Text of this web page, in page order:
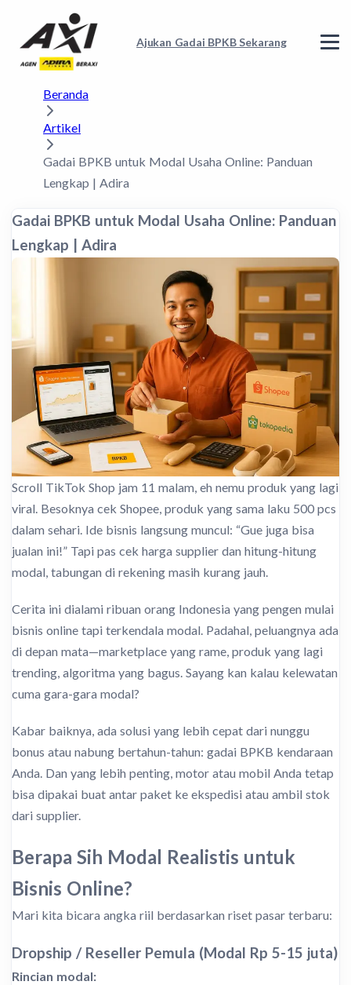
Ajukan Gadai BPKB Sekarang
Beranda
Artikel
Gadai BPKB untuk Modal Usaha Online: Panduan
Lengkap | Adira
Gadai BPKB untuk Modal Usaha Online: Panduan
Lengkap | Adira
Scroll TikTok Shop jam 11 malam, eh nemu produk yang lagi
viral. Besoknya cek Shopee, produk yang sama laku 500 pcs
dalam sehari. Ide bisnis langsung muncul: “Gue juga bisa
jualan ini!” Tapi pas cek harga supplier dan hitung-hitung
modal, tabungan di rekening masih kurang jauh.
Cerita ini dialami ribuan orang Indonesia yang pengen mulai
bisnis online tapi terkendala modal. Padahal, peluangnya ada
di depan mata—marketplace yang rame, produk yang lagi
trending, algoritma yang bagus. Sayang kan kalau kelewatan
cuma gara-gara modal?
Kabar baiknya, ada solusi yang lebih cepat dari nunggu
bonus atau nabung bertahun-tahun: gadai BPKB kendaraan
Anda. Dan yang lebih penting, motor atau mobil Anda tetap
bisa dipakai buat antar paket ke ekspedisi atau ambil stok
dari supplier.
Berapa Sih Modal Realistis untuk
Bisnis Online?
Mari kita bicara angka riil berdasarkan riset pasar terbaru:
Dropship / Reseller Pemula (Modal Rp 5-15 juta)
Rincian modal: